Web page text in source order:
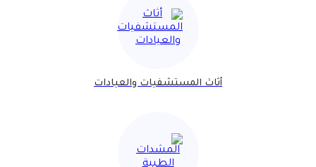
أثاث المستشفيات والعيادات